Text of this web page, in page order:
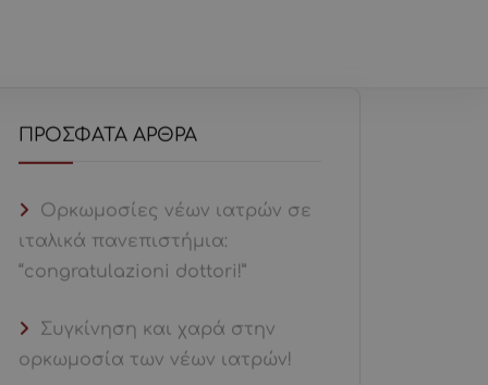
ΠΡΌΣΦΑΤΑ ΆΡΘΡΑ
Ορκωμοσίες νέων ιατρών σε
ιταλικά πανεπιστήμια:
“congratulazioni dottori!”
Συγκίνηση και χαρά στην
ορκωμοσία των νέων ιατρών!